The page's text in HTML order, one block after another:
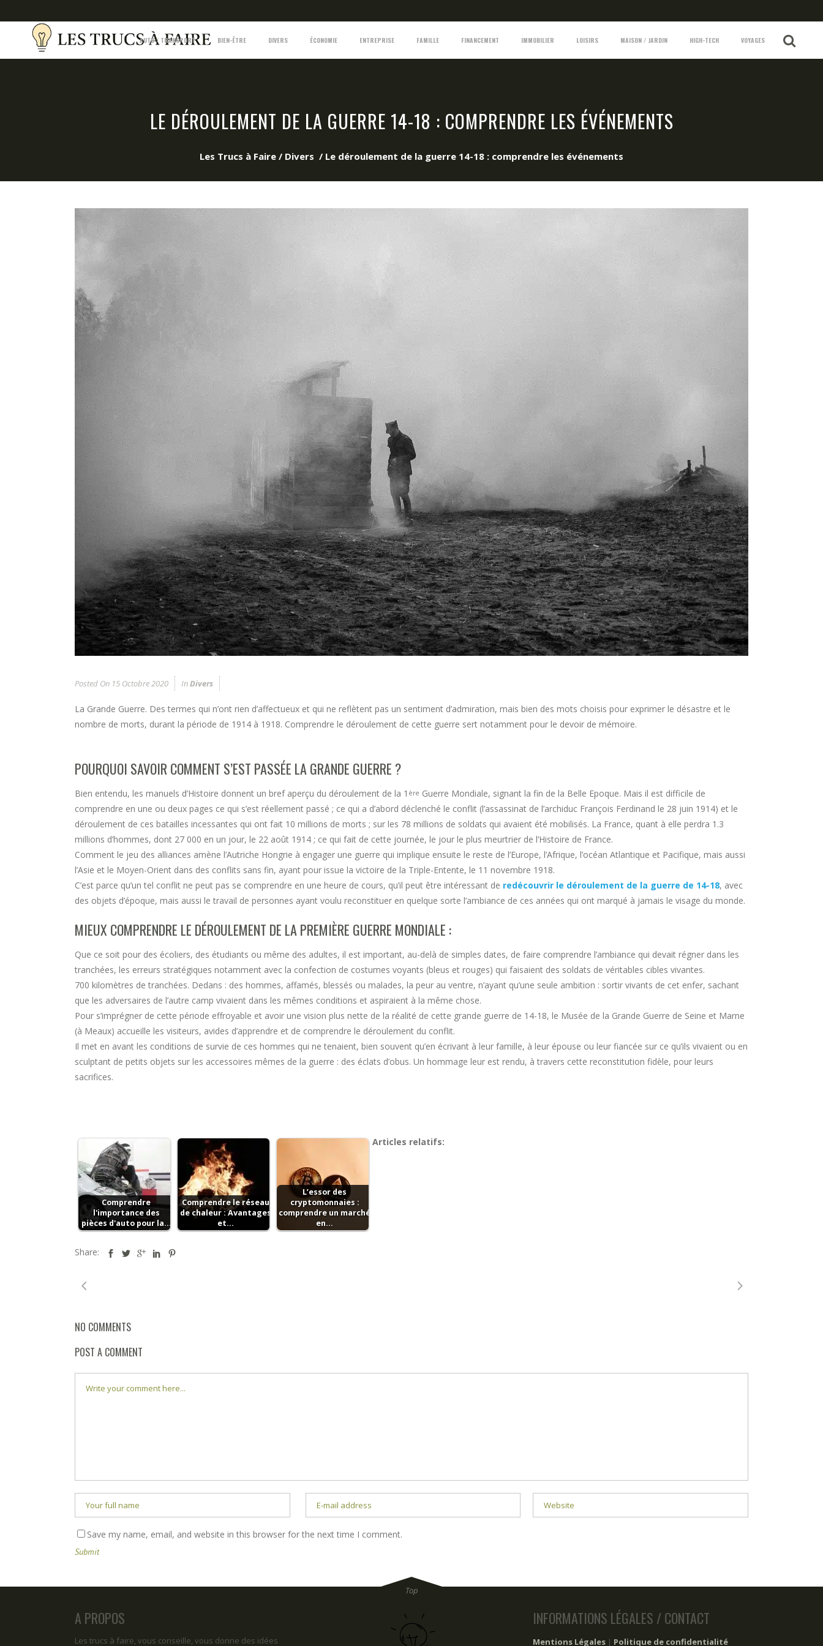
AUTO / TRANSPORT BIEN-ÊTRE DIVERS ÉCONOMIE ENTREPRISE FAMILLE FINANCEMENT IMMOBILIER LOISIRS MAISON / JARDIN HIGH-TECH VOYAGES
LE DÉROULEMENT DE LA GUERRE 14-18 : COMPRENDRE LES ÉVÉNEMENTS
Les Trucs à Faire / Divers / Le déroulement de la guerre 14-18 : comprendre les événements
Posted On 15 Octobre 2020 InDivers
La Grande Guerre. Des termes qui n’ont rien d’affectueux et qui ne reflètent pas un sentiment d’admiration, mais bien des mots choisis pour exprimer le désastre et le
nombre de morts, durant la période de 1914 à 1918. Comprendre le déroulement de cette guerre sert notamment pour le devoir de mémoire.
POURQUOI SAVOIR COMMENT S’EST PASSÉE LA GRANDE GUERRE ?
Bien entendu, les manuels d’Histoire donnent un bref aperçu du déroulement de la 1 ère Guerre Mondiale, signant la fin de la Belle Epoque. Mais il est difficile de
comprendre en une ou deux pages ce qui s’est réellement passé ; ce qui a d’abord déclenché le conflit (l’assassinat de l’archiduc François Ferdinand le 28 juin 1914) et le
déroulement de ces batailles incessantes qui ont fait 10 millions de morts ; sur les 78 millions de soldats qui avaient été mobilisés. La France, quant à elle perdra 1.3
millions d’hommes, dont 27 000 en un jour, le 22 août 1914 ; ce qui fait de cette journée, le jour le plus meurtrier de l’Histoire de France.
Comment le jeu des alliances amène l’Autriche Hongrie à engager une guerre qui implique ensuite le reste de l’Europe, l’Afrique, l’océan Atlantique et Pacifique, mais aussi
l’Asie et le Moyen-Orient dans des conflits sans fin, ayant pour issue la victoire de la Triple-Entente, le 11 novembre 1918.
C’est parce qu’un tel conflit ne peut pas se comprendre en une heure de cours, qu’il peut être intéressant de redécouvrir le déroulement de la guerre de 14-18, avec
des objets d’époque, mais aussi le travail de personnes ayant voulu reconstituer en quelque sorte l’ambiance de ces années qui ont marqué à jamais le visage du monde.
MIEUX COMPRENDRE LE DÉROULEMENT DE LA PREMIÈRE GUERRE MONDIALE :
Que ce soit pour des écoliers, des étudiants ou même des adultes, il est important, au-delà de simples dates, de faire comprendre l’ambiance qui devait régner dans les
tranchées, les erreurs stratégiques notamment avec la confection de costumes voyants (bleus et rouges) qui faisaient des soldats de véritables cibles vivantes.
700 kilomètres de tranchées. Dedans : des hommes, affamés, blessés ou malades, la peur au ventre, n’ayant qu’une seule ambition : sortir vivants de cet enfer, sachant
que les adversaires de l’autre camp vivaient dans les mêmes conditions et aspiraient à la même chose.
Pour s’imprégner de cette période effroyable et avoir une vision plus nette de la réalité de cette grande guerre de 14-18, le Musée de la Grande Guerre de Seine et Marne
(à Meaux) accueille les visiteurs, avides d’apprendre et de comprendre le déroulement du conflit.
Il met en avant les conditions de survie de ces hommes qui ne tenaient, bien souvent qu’en écrivant à leur famille, à leur épouse ou leur fiancée sur ce qu’ils vivaient ou en
sculptant de petits objets sur les accessoires mêmes de la guerre : des éclats d’obus. Un hommage leur est rendu, à travers cette reconstitution fidèle, pour leurs
sacrifices.
Articles relatifs:
Comprendre
l'importance des
pièces d'auto pour la…
Comprendre le réseau
de chaleur : Avantages
et…
L’essor des
cryptomonnaies :
comprendre un marché
en…
Share:
NO COMMENTS
POST A COMMENT
Save my name, email, and website in this browser for the next time I comment.
A PROPOS
Les trucs à faire, vous conseille, vous donne des idées
INFORMATIONS LÉGALES / CONTACT
Mentions Légales | Politique de confidentialité